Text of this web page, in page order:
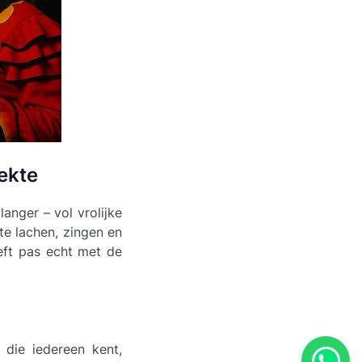
– vol vrolijke
lachen, zingen en
pas echt met de
iedereen kent,